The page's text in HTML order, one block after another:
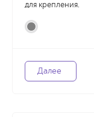
для крепления.
Далее